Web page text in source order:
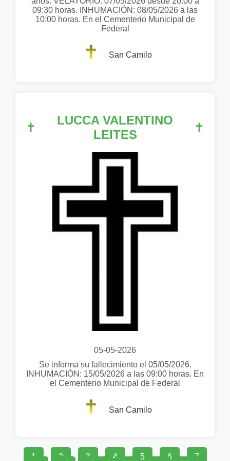
09:30 horas. INHUMACIÓN: 08/05/2026 a las
10:00 horas. En el Cementerio Municipal de
Federal
San Camilo
✝
LUCCA VALENTINO
LEITES
✝
05-05-2026
Se informa su fallecimiento el 05/05/2026.
INHUMACIÓN: 15/05/2026 a las 09:00 horas. En
el Cementerio Municipal de Federal
San Camilo
1 2 3 4 5 6 7